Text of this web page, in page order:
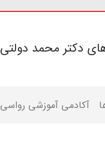
دکتر محمد دولتی
آکادمی آموزشی رواسی